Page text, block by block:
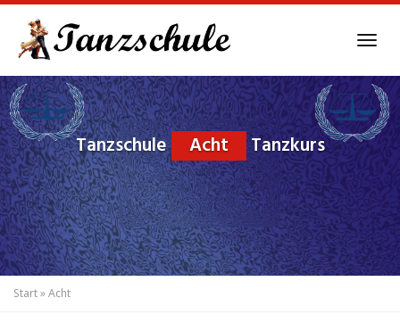
main
content
Tanzschule Acht Tanzkurs
Start»Acht